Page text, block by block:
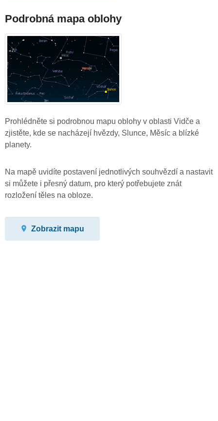
Podrobná mapa oblohy
Prohlédněte si podrobnou mapu oblohy v oblasti Vidče a
zjistěte, kde se nacházejí hvězdy, Slunce, Měsíc a blízké
planety.
Na mapě uvidíte postavení jednotlivých souhvězdí a nastavit
si můžete i přesný datum, pro který potřebujete znát
rozložení těles na obloze.
Zobrazit mapu